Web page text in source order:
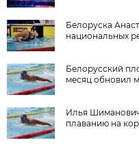
Белоруска
национальных
Белорусский
месяц обновил
Илья
плаванию на